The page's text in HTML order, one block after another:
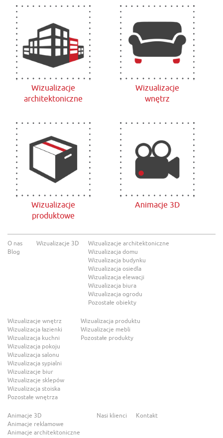
Wizualizacje
architektoniczne
Wizualizacje
wnętrz
Wizualizacje
produktowe
Animacje 3D
O nas
Blog
Wizualizacje 3D
Wizualizacje architektoniczne
Wizualizacja domu
Wizualizacja budynku
Wizualizacja osiedla
Wizualizacja elewacji
Wizualizacja biura
Wizualizacja ogrodu
Pozostałe obiekty
Wizualizacje wnętrz
Wizualizacja łazienki
Wizualizacja kuchni
Wizualizacja pokoju
Wizualizacja salonu
Wizualizacja sypialni
Wizualizacje biur
Wizualizacje sklepów
Wizualizacja stoiska
Pozostałe wnętrza
Wizualizacja produktu
Wizualizacje mebli
Pozostałe produkty
Animacje 3D
Animacje reklamowe
Animacje architektoniczne
Nasi klienci Kontakt